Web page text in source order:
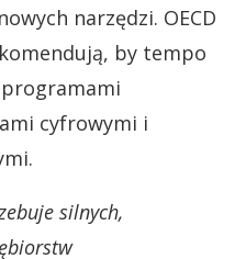
narzędzi. OECD
by tempo
cyfrowymi i
silnych,